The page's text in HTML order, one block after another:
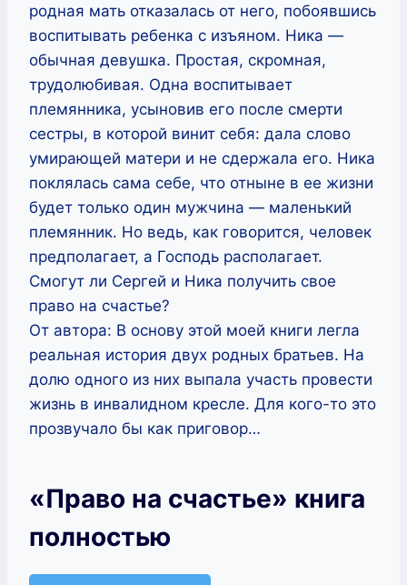
родная мать отказалась от него, побоявшись
воспитывать ребенка с изъяном. Ника —
обычная девушка. Простая, скромная,
трудолюбивая. Одна воспитывает
племянника, усыновив его после смерти
сестры, в которой винит себя: дала слово
умирающей матери и не сдержала его. Ника
поклялась сама себе, что отныне в ее жизни
будет только один мужчина — маленький
племянник. Но ведь, как говорится, человек
предполагает, а Господь располагает.
Смогут ли Сергей и Ника получить свое
право на счастье?
От автора: В основу этой моей книги легла
реальная история двух родных братьев. На
долю одного из них выпала участь провести
жизнь в инвалидном кресле. Для кого-то это
прозвучало бы как приговор…
«Право на счастье» книга
полностью